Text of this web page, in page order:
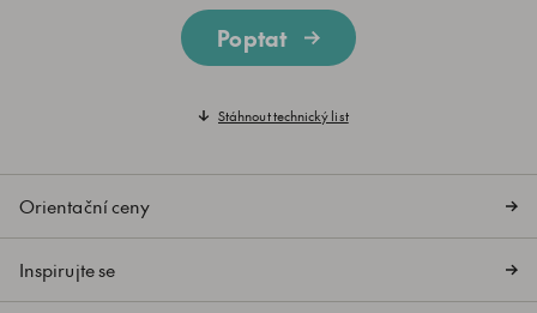
Poptat
Stáhnout technický list
Orientační ceny
Inspirujte se